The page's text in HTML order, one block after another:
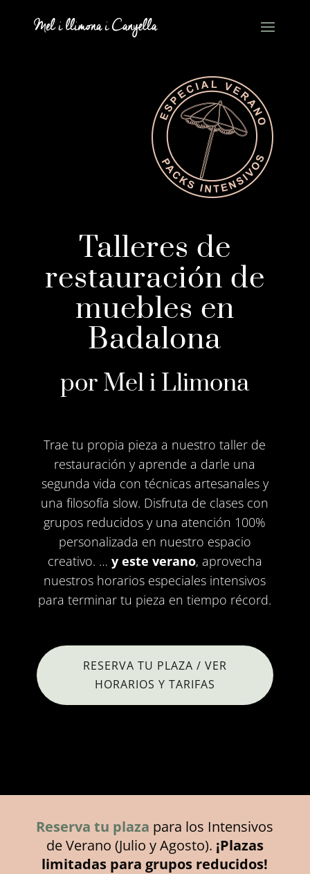
Talleres de
restauración de
muebles en
Badalona
por Mel i Llimona
Trae tu propia pieza a nuestro taller de
restauración y aprende a darle una
segunda vida con técnicas artesanales y
una filosofía slow. Disfruta de clases con
grupos reducidos y una atención 100%
personalizada en nuestro espacio
creativo. … y este verano, aprovecha
nuestros horarios especiales intensivos
para terminar tu pieza en tiempo récord.
RESERVA TU PLAZA / VER
HORARIOS Y TARIFAS
Reserva tu plaza para los Intensivos
de Verano (Julio y Agosto). ¡Plazas
limitadas para grupos reducidos!